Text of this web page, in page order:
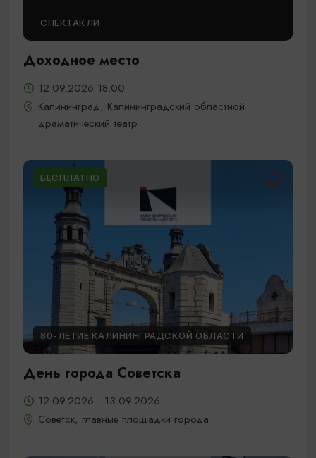
СПЕКТАКЛИ
Доходное место
12.09.2026 18:00
Калининград, Калининградский областной
драматический театр
БЕСПЛАТНО
80-ЛЕТИЕ КАЛИНИНГРАДСКОЙ ОБЛАСТИ
День города Советска
12.09.2026 - 13.09.2026
Советск, главные площадки города